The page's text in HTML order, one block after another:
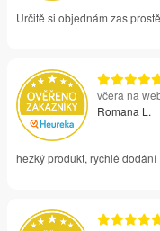
Určitě si objednám zas
včera na
Romana L.
hezký produkt, rychlé dodání